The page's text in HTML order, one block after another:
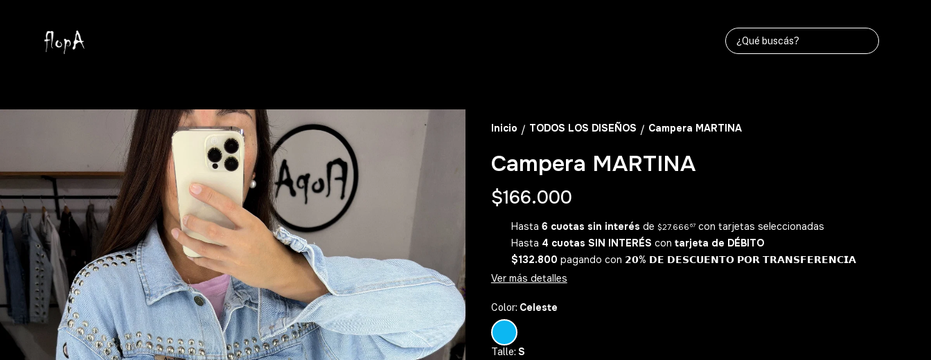
Inicio / TODOS LOS DISEÑOS / Campera MARTINA
Campera MARTINA
$166.000
Hasta 6 cuotas sin interés de $27.666 67con tarjetas seleccionadas
Hasta 4 cuotas SIN INTERÉS con tarjeta de DÉBITO
$132.800 pagando con 𝟮𝟬% 𝗗𝗘 𝗗𝗘𝗦𝗖𝗨𝗘𝗡𝗧𝗢 𝗣𝗢𝗥 𝗧𝗥𝗔𝗡𝗦𝗙𝗘𝗥𝗘𝗡𝗖𝗜𝗔
Ver más detalles
Color: Celeste
Talle: S